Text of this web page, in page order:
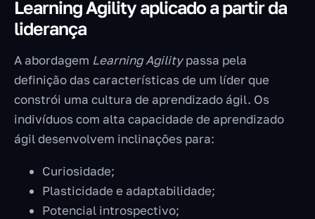
Learning Agility aplicado a partir da
liderança
A abordagem Learning Agilitypassa pela
definição das características de um líder que
constrói uma cultura de aprendizado ágil. Os
indivíduos com alta capacidade de aprendizado
ágil desenvolvem inclinações para:
Curiosidade;
Plasticidade e adaptabilidade;
Potencial introspectivo;